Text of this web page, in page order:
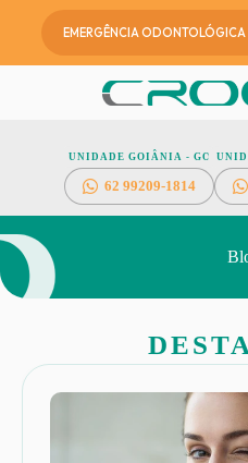
EMERGÊNCIA
UNIDADE GOIÂNIA - GO
6299209-1814